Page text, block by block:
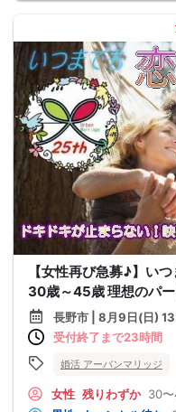
【女性再び急募♪】い
30歳～45歳 理想のパ
長野市 | 8月9日(日)
受付終了まで23時間
婚活 アーバンマリッジ
女性 残りわずか 30